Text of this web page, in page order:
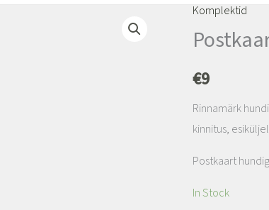
Komplektid
€9
Rinnamärk
kinnitus,
Postkaart
In Stock
Postkaart
ja
vihmakassiga